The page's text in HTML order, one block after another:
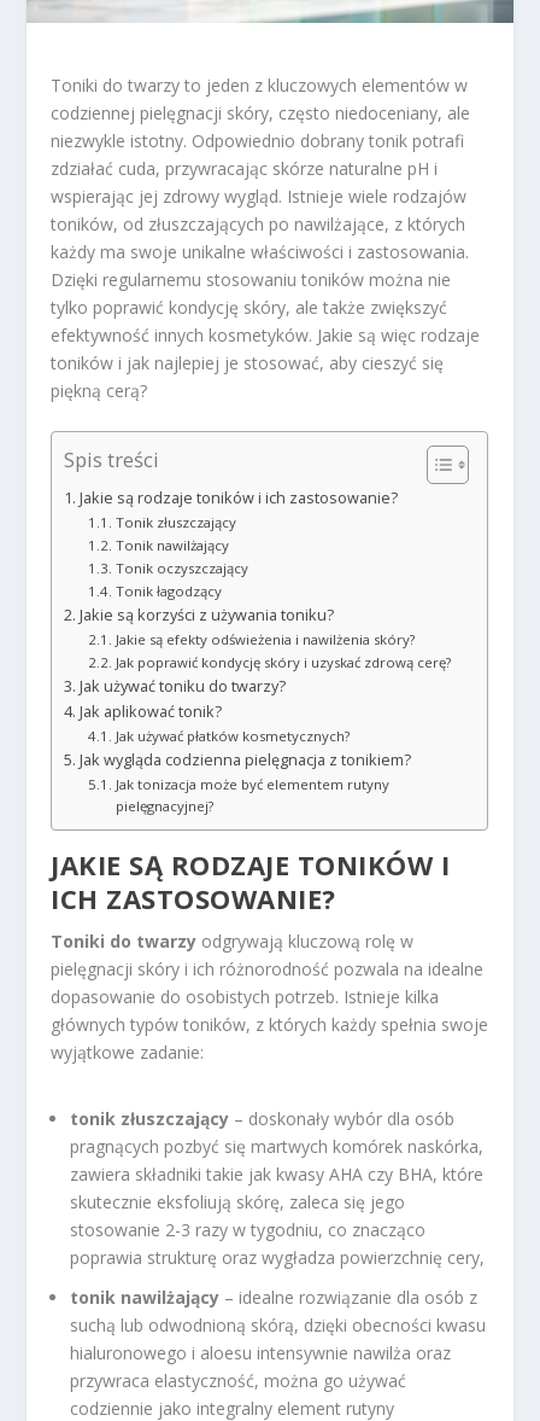
Toniki do twarzy to jeden z kluczowych elementów w
codziennej pielęgnacji skóry, często niedoceniany, ale
niezwykle istotny. Odpowiednio dobrany tonik potrafi
zdziałać cuda, przywracając skórze naturalne pH i
wspierając jej zdrowy wygląd. Istnieje wiele rodzajów
toników, od złuszczających po nawilżające, z których
każdy ma swoje unikalne właściwości i zastosowania.
Dzięki regularnemu stosowaniu toników można nie
tylko poprawić kondycję skóry, ale także zwiększyć
efektywność innych kosmetyków. Jakie są więc rodzaje
toników i jak najlepiej je stosować, aby cieszyć się
piękną cerą?
Spis treści
Jakie są rodzaje toników i ich zastosowanie?
Tonik złuszczający
Tonik nawilżający
Tonik oczyszczający
Tonik łagodzący
Jakie są korzyści z używania toniku?
Jakie są efekty odświeżenia i nawilżenia skóry?
Jak poprawić kondycję skóry i uzyskać zdrową cerę?
Jak używać toniku do twarzy?
Jak aplikować tonik?
Jak używać płatków kosmetycznych?
Jak wygląda codzienna pielęgnacja z tonikiem?
Jak tonizacja może być elementem rutyny
pielęgnacyjnej?
JAKIE SĄ RODZAJE TONIKÓW I
ICH ZASTOSOWANIE?
Toniki do twarzy odgrywają kluczową rolę w
pielęgnacji skóry i ich różnorodność pozwala na idealne
dopasowanie do osobistych potrzeb. Istnieje kilka
głównych typów toników, z których każdy spełnia swoje
wyjątkowe zadanie:
tonik złuszczający – doskonały wybór dla osób
pragnących pozbyć się martwych komórek naskórka,
zawiera składniki takie jak kwasy AHA czy BHA, które
skutecznie eksfoliują skórę, zaleca się jego
stosowanie 2-3 razy w tygodniu, co znacząco
poprawia strukturę oraz wygładza powierzchnię cery,
tonik nawilżający – idealne rozwiązanie dla osób z
suchą lub odwodnioną skórą, dzięki obecności kwasu
hialuronowego i aloesu intensywnie nawilża oraz
przywraca elastyczność, można go używać
codziennie jako integralny element rutyny